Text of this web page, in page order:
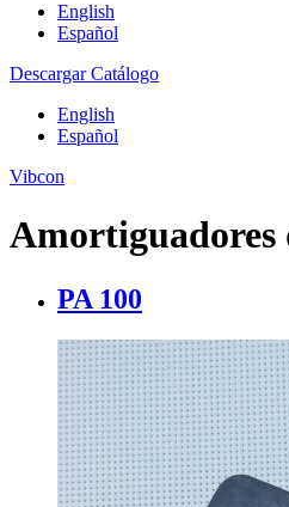
English
Español
Descargar Catálogo
English
Español
Vibcon
Amortiguadores
PA 100